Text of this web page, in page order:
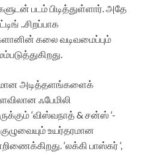
படம் பிடித்துள்ளார். அதே
..சிறப்பாக
கலை வடிவமைப்பும்
அடித்தளங்களைக்
ஃபேமிலி
‘விஸ்வநாத் & சன்ஸ் ‘-
உயர்தரமான
‘லக்கி பாஸ்கர் ‘,